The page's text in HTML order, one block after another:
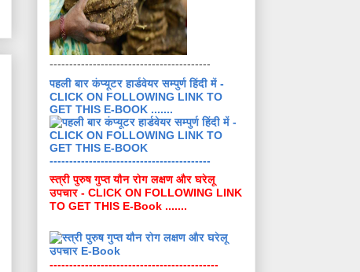
-----------------------------------------
पहली बार कंप्यूटर हार्डवेयर सम्पुर्ण हिंदी में -
CLICK ON FOLLOWING LINK TO
GET THIS E-BOOK .......
-----------------------------------------
स्त्री पुरुष गुप्त यौन रोग लक्षण और घरेलू
उपचार - CLICK ON FOLLOWING LINK
TO GET THIS E-Book .......
-------------------------------------------